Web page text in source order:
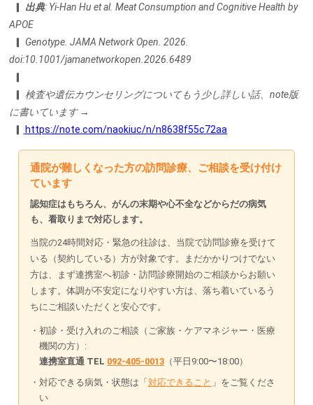
▎ 出典: Yi-Han Hu et al. Meat Consumption and Cognitive Health by
APOE
▎
Genotype. JAMA Network Open. 2026.
doi:10.1001/jamanetworkopen.2026.6489
▎
▎ 検査や遺伝カウンセリングについてもう少し詳しい話、note版
に書いています →
▎
https://note.com/naokiuc/n/n8638f55c72aa
通院が難しくなった方の訪問診療、ご相談を受け付け
ています
認知症はもちろん、がんの末期や心不全などからだの病気
も、看取りまで対応します。
当院の24時間対応・緊急の往診は、当院で訪問診療を受けて
いる（契約している）方が対象です。まだかかりつけでない
方は、まず連携室へ初診・訪問診療開始のご相談からお願い
します。体調が不安定になりやすい方は、落ち着いているう
ちにご相談いただくと安心です。
初診・受け入れのご相談（ご家族・ケアマネジャー・医療
機関の方）:
連携室直通 TEL 092-405-0013 （平日9:00〜18:00）
対応できる病気・状態は「対応できること 」をご覧くださ
い